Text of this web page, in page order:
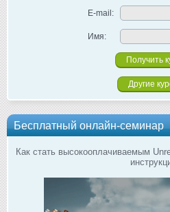
E-mail:
Имя:
Другие
Бесплатный онлайн-семинар
Как стать высокооплачиваемым